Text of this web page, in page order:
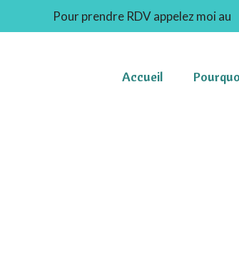
Pour prendre RDV appelez moi au
Accueil